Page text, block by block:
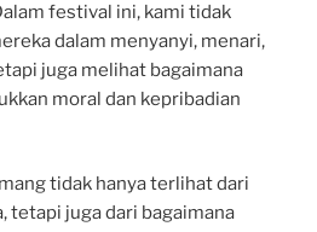
festival ini, kami tidak
dalam menyanyi, menari,
juga melihat bagaimana
moral dan kepribadian
tidak hanya terlihat dari
tetapi juga dari bagaimana